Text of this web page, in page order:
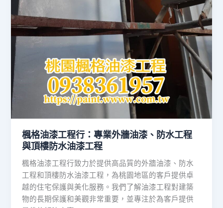
楓格油漆工程行：專業外牆油漆、防水工程
與頂樓防水油漆工程
楓格油漆工程行致力於提供高品質的外牆油漆、防水
工程和頂樓防水油漆工程，為桃園地區的客戶提供卓
越的住宅保護與美化服務。我們了解油漆工程對建築
物的長期保護和美觀非常重要，並專注於為客戶提供